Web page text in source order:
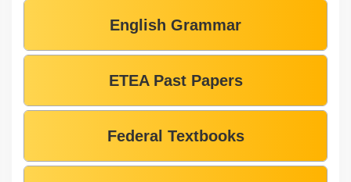
English Grammar
ETEA Past Papers
Federal Textbooks